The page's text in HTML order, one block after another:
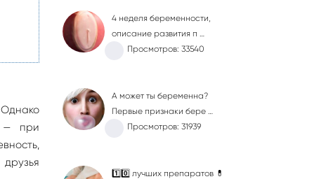
— при
4 неделя беременности,
описание развития п …
Просмотров: 33540
А может ты беременна?
Первые признаки бере …
Просмотров: 31939
1️⃣0️⃣ лучших препаратов 💊